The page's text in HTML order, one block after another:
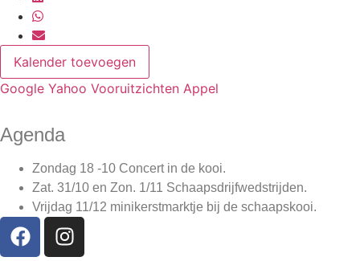
Kalender toevoegen
Google Yahoo Vooruitzichten Appel
Agenda
Zondag 18 -10 Concert in de kooi.
Zat. 31/10 en Zon. 1/11 Schaapsdrijfwedstrijden.
Vrijdag 11/12 minikerstmarktje bij de schaapskooi.